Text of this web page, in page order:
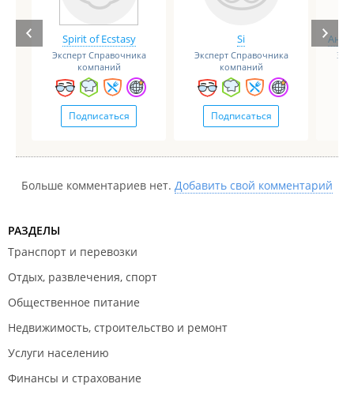
Spirit of Ecstasy
Эксперт Справочника
компаний
Подписаться
Si
Эксперт Справочника
компаний
Подписаться
Больше комментариев нет. Добавить свой комментарий
РАЗДЕЛЫ
Транспорт и перевозки
Отдых, развлечения, спорт
Общественное питание
Недвижимость, строительство и ремонт
Услуги населению
Финансы и страхование